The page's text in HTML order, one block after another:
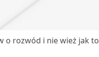
o rozwód i nie wież jak to